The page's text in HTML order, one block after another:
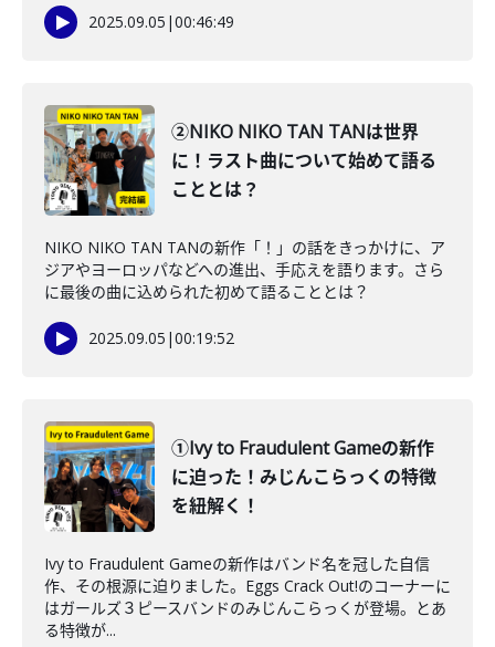
2025.09.05 |00:46:49
②NIKO NIKO TAN TANは世界
に！ラスト曲について始めて語る
こととは？
NIKO NIKO TAN TANの新作「！」の話をきっかけに、ア
ジアやヨーロッパなどへの進出、手応えを語ります。さら
に最後の曲に込められた初めて語ることとは？
2025.09.05 |00:19:52
①Ivy to Fraudulent Gameの新作
に迫った！みじんこらっくの特徴
を紐解く！
Ivy to Fraudulent Gameの新作はバンド名を冠した自信
作、その根源に迫りました。Eggs Crack Out!のコーナーに
はガールズ３ピースバンドのみじんこらっくが登場。とあ
る特徴が...